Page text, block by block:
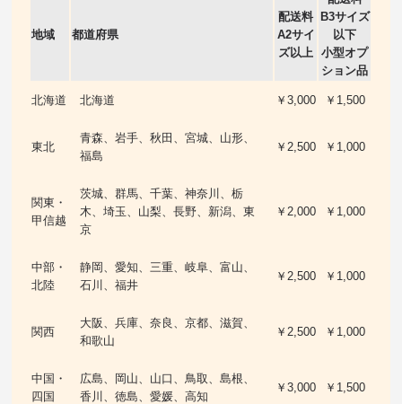
地域 都道府県
配送料
A2サイ
ズ以上
B3サイズ
以下
小型オプ
ション品
北海道 北海道 ￥3,000 ￥1,500
東北
青森、岩手、秋田、宮城、山形、
福島
￥2,500 ￥1,000
関東・
甲信越
茨城、群馬、千葉、神奈川、栃
木、埼玉、山梨、長野、新潟、東
京
￥2,000 ￥1,000
中部・
北陸
静岡、愛知、三重、岐阜、富山、
石川、福井
￥2,500 ￥1,000
関西
大阪、兵庫、奈良、京都、滋賀、
和歌山
￥2,500 ￥1,000
中国・
四国
広島、岡山、山口、鳥取、島根、
香川、徳島、愛媛、高知
￥3,000 ￥1,500